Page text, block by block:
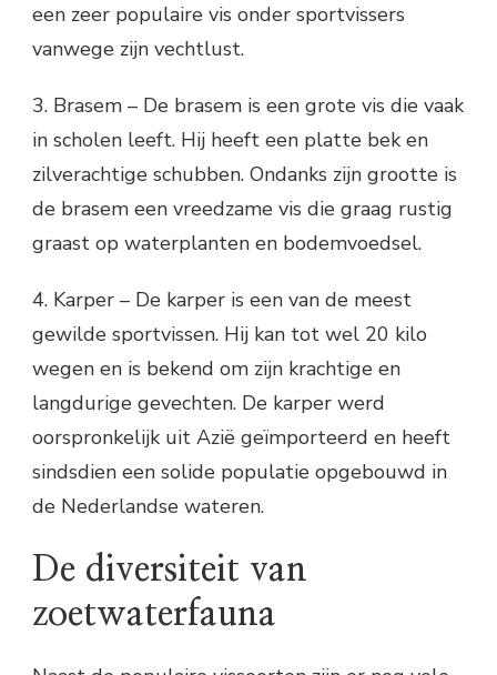
een zeer populaire vis onder sportvissers
vanwege zijn vechtlust.
3. Brasem – De brasem is een grote vis die vaak
in scholen leeft. Hij heeft een platte bek en
zilverachtige schubben. Ondanks zijn grootte is
de brasem een vreedzame vis die graag rustig
graast op waterplanten en bodemvoedsel.
4. Karper – De karper is een van de meest
gewilde sportvissen. Hij kan tot wel 20 kilo
wegen en is bekend om zijn krachtige en
langdurige gevechten. De karper werd
oorspronkelijk uit Azië geïmporteerd en heeft
sindsdien een solide populatie opgebouwd in
de Nederlandse wateren.
De diversiteit van
zoetwaterfauna